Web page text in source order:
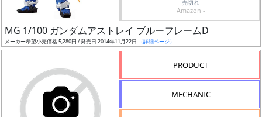
ル
売切れ
Amazon -
MG 1/100 ガンダムアストレイ ブルーフレームD
メーカー希望小売価格 5,280円 / 発売日 2014年11月22日 （詳細ページ）
PRODUCT
MECHANIC